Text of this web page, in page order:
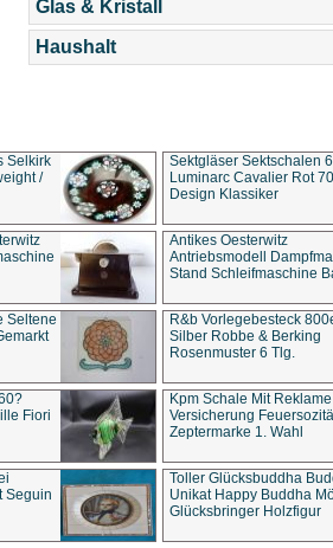
Glas & Kristall
Haushalt
Selkirk
/
Sektgläser Sektschalen
Luminarc Cavalier Rot
Design Klassiker
Antikes Oesterwitz
Antriebsmodell
Stand Schleifmaschine
Seltene
R&b Vorlegebesteck
Silber Robbe & Berking
Rosenmuster 6 Tlg.
Fiori
Kpm Schale Mit Reklame
Versicherung
Zeptermarke 1. Wahl
Seguin
Toller Glücksbuddha
Unikat Happy Buddha
Glücksbringer Holzfigur